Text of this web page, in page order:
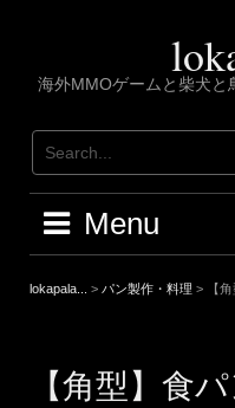
海外MMOゲームと柴犬と
Menu
lokapala... > パン製作・料理 > 【
【角型】食